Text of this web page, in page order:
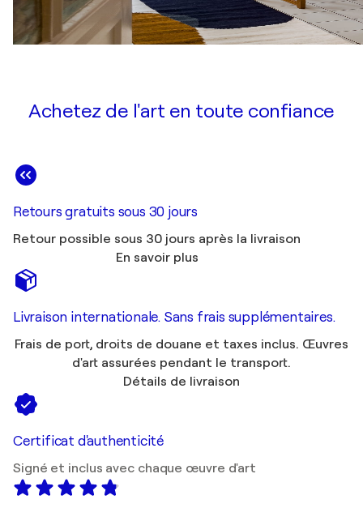
Achetez de l'art en toute confiance
Retours gratuits sous 30 jours
Retour possible sous 30 jours après la livraison
En savoir plus
Livraison internationale. Sans frais supplémentaires.
Frais de port, droits de douane et taxes inclus. Œuvres
d'art assurées pendant le transport.
Détails de livraison
Certificat d'authenticité
Signé et inclus avec chaque œuvre d'art